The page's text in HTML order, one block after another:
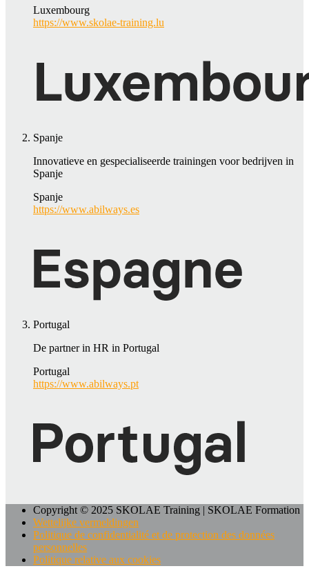
Luxembourg
https://www.skolae-training.lu
Spanje
Innovatieve en gespecialiseerde trainingen voor bedrijven in
Spanje
Spanje
https://www.abilways.es
Portugal
De partner in HR in Portugal
Portugal
https://www.abilways.pt
Copyright © 2025 SKOLAE Training | SKOLAE Formation
Wettelijke vermeldingen
Politique de confidentialité et de protection des données
personnelles
Politique relative aux cookies